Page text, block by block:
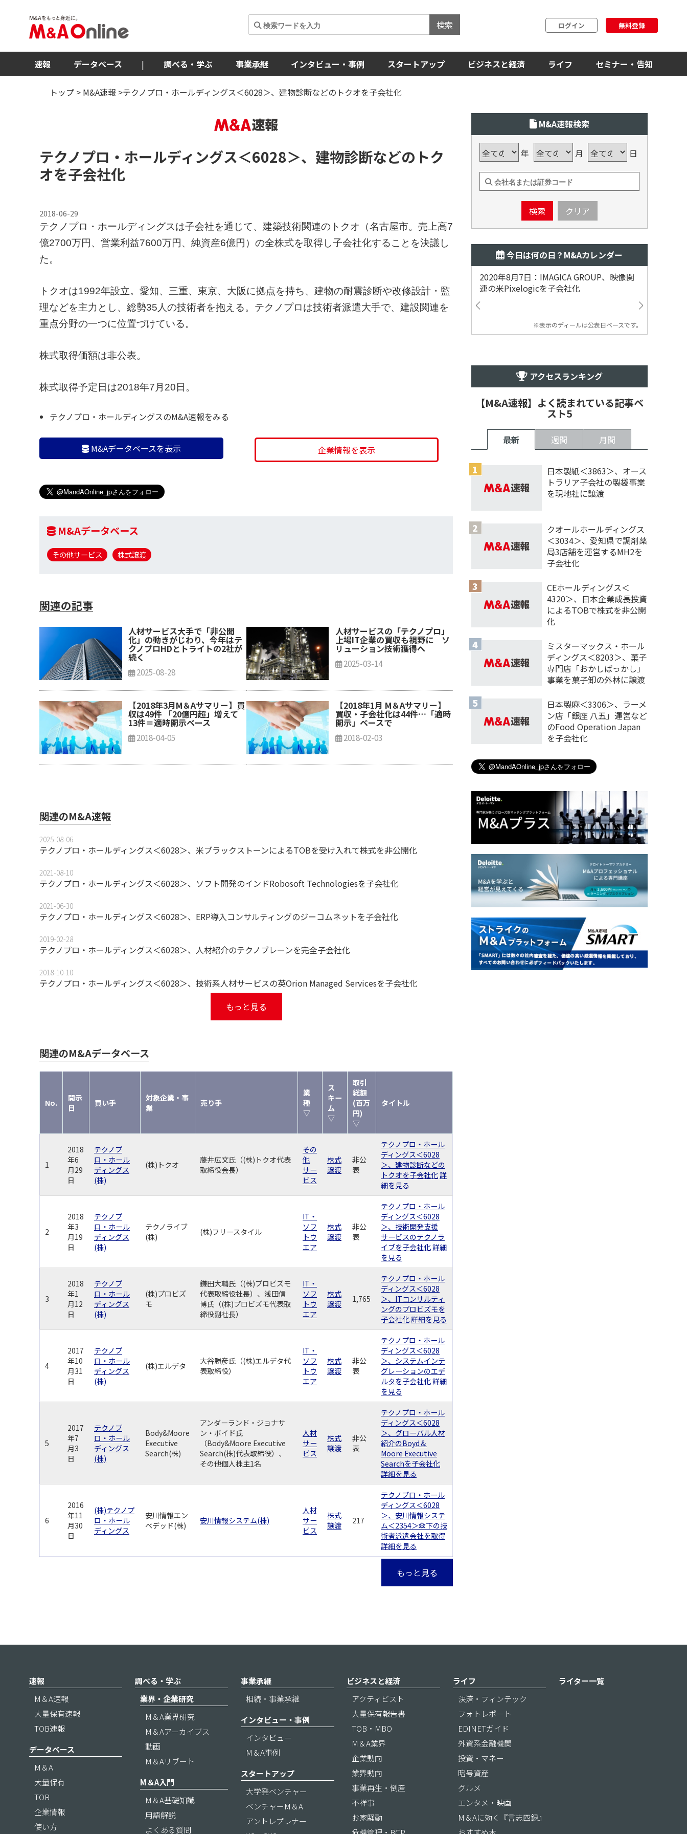
検索 ログイン 無料登録
速報 データベース | 調べる・学ぶ 事業承継 インタビュー・事例 スタートアップ ビジネスと経済 ライフ セミナー・告知
トップ > M&A速報 >テクノプロ・ホールディングス＜6028＞、建物診断などのトクオを子会社化
テクノプロ・ホールディングス＜6028＞、建物診断などのトク
オを子会社化
2018-06-29
テクノプロ・ホールディングスは子会社を通じて、建築技術関連のトクオ（名古屋市。売上高7
億2700万円、営業利益7600万円、純資産6億円）の全株式を取得し子会社化することを決議し
た。
トクオは1992年設立。愛知、三重、東京、大阪に拠点を持ち、建物の耐震診断や改修設計・監
理などを主力とし、総勢35人の技術者を抱える。テクノプロは技術者派遣大手で、建設関連を
重点分野の一つに位置づけている。
株式取得価額は非公表。
株式取得予定日は2018年7月20日。
テクノプロ・ホールディングスのM&A速報をみる
M&Aデータベースを表示 企業情報を表示
M&Aデータベース
その他サービス 株式譲渡
関連の記事
人材サービス大手で「非公開
化」の動きがじわり、今年はテ
クノプロHDとトライトの2社が
続く
2025-08-28
人材サービスの「テクノプロ」
上場IT企業の買収も視野に ソ
リューション技術獲得へ
2025-03-14
【2018年3月M＆Aサマリー】買
収は49件 「20億円超」増えて
13件＝適時開示ベース
2018-04-05
【2018年1月 M＆Aサマリー】
買収・子会社化は44件…「適時
開示」ベースで
2018-02-03
関連のM&A速報
2025-08-06
テクノプロ・ホールディングス＜6028＞、米ブラックストーンによるTOBを受け入れて株式を非公開化
2021-08-10
テクノプロ・ホールディングス＜6028＞、ソフト開発のインドRobosoft Technologiesを子会社化
2021-06-30
テクノプロ・ホールディングス＜6028＞、ERP導入コンサルティングのジーコムネットを子会社化
2019-02-28
テクノプロ・ホールディングス＜6028＞、人材紹介のテクノブレーンを完全子会社化
2018-10-10
テクノプロ・ホールディングス＜6028＞、技術系人材サービスの英Orion Managed Servicesを子会社化
もっと見る
関連のM&Aデータベース
No.
開示
日
買い手
対象企業・事
業
売り手
業
種
▽
ス
キー
ム
▽
取引
総額
(百万
円)
▽
タイトル
1
2018
年6
月29
日
テクノプ
ロ・ホール
ディングス
(株)
(株)トクオ
藤井広文氏（(株)トクオ代表
取締役会長）
その
他
サー
ビス
株式
譲渡
非公
表
テクノプロ・ホール
ディングス＜6028
＞、建物診断などの
トクオを子会社化詳
細を見る
2
2018
年3
月19
日
テクノプ
ロ・ホール
ディングス
(株)
テクノライブ
(株)
(株)フリースタイル
IT・
ソフ
トウ
エア
株式
譲渡
非公
表
テクノプロ・ホール
ディングス＜6028
＞、技術開発支援
サービスのテクノラ
イブを子会社化詳細
を見る
3
2018
年1
月12
日
テクノプ
ロ・ホール
ディングス
(株)
(株)プロビズ
モ
鎌田大輔氏（(株)プロビズモ
代表取締役社長）、浅田信
博氏（(株)プロビズモ代表取
締役副社長）
IT・
ソフ
トウ
エア
株式
譲渡
1,765
テクノプロ・ホール
ディングス＜6028
＞、ITコンサルティ
ングのプロビズモを
子会社化詳細を見る
4
2017
年10
月31
日
テクノプ
ロ・ホール
ディングス
(株)
(株)エルデタ
大谷勝彦氏（(株)エルデタ代
表取締役）
IT・
ソフ
トウ
エア
株式
譲渡
非公
表
テクノプロ・ホール
ディングス＜6028
＞、システムインテ
グレーションのエデ
ルタを子会社化詳細
を見る
5
2017
年7
月3
日
テクノプ
ロ・ホール
ディングス
(株)
Body&Moore
Executive
Search(株)
アンダーランド・ジョナサ
ン・ボイド氏
（Body&Moore Executive
Search(株)代表取締役）、
その他個人株主1名
人材
サー
ビス
株式
譲渡
非公
表
テクノプロ・ホール
ディングス＜6028
＞、グローバル人材
紹介のBoyd＆
Moore Executive
Searchを子会社化
詳細を見る
6
2016
年11
月30
日
(株)テクノプ
ロ・ホール
ディングス
安川情報エン
ベデッド(株)
安川情報システム(株)
人材
サー
ビス
株式
譲渡
217
テクノプロ・ホール
ディングス＜6028
＞、安川情報システ
ム＜2354＞傘下の技
術者派遣会社を取得
詳細を見る
もっと見る
M&A速報検索
年 月 日
検索 クリア
今日は何の日？M&Aカレンダー
2020年8月7日：IMAGICA GROUP、映像関
連の米Pixelogicを子会社化
※表示のディールは公表日ベースです。
アクセスランキング
【M&A速報】よく読まれている記事ベ
スト5
最新 週間 月間
日本製紙＜3863＞、オース
トラリア子会社の製袋事業
を現地社に譲渡
クオールホールディングス
＜3034＞、愛知県で調剤薬
局3店舗を運営するMH2を
子会社化
CEホールディングス＜
4320＞、日本企業成長投資
によるTOBで株式を非公開
化
ミスターマックス・ホール
ディングス＜8203＞、菓子
専門店「おかしばっかし」
事業を菓子卸の外林に譲渡
日本製麻＜3306＞、ラーメ
ン店「銀座 八五」運営など
のFood Operation Japan
を子会社化
速報
M＆A速報
大量保有速報
TOB速報
データベース
M＆A
大量保有
TOB
企業情報
使い方
調べる・学ぶ
業界・企業研究
M＆A業界研究
M＆Aアーカイブス
動画
M＆Aリブート
M＆A入門
M＆A基礎知識
用語解説
よくある質問
事業承継
相続・事業承継
インタビュー・事例
インタビュー
M＆A事例
スタートアップ
大学発ベンチャー
ベンチャーM＆A
アントレプレナー
ビジネスと経済
アクティビスト
大量保有報告書
TOB・MBO
M＆A業界
企業動向
業界動向
事業再生・倒産
不祥事
お家騒動
ライフ
決済・フィンテック
フォトレポート
EDINETガイド
外資系金融機関
投資・マネー
暗号資産
グルメ
エンタメ・映画
M＆Aに効く『言志四録』
ライター一覧